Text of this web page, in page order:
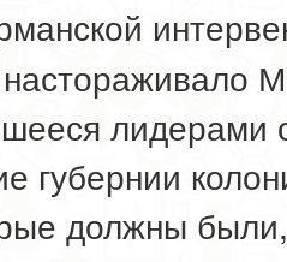
лидерами
губернии
должны